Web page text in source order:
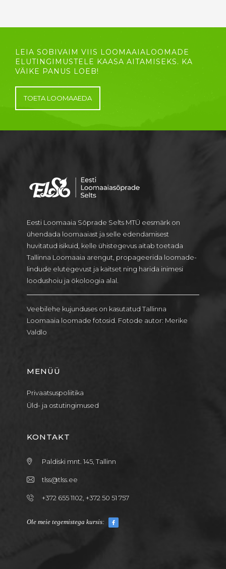
TOETA LOOMAAEDA
LEIA SOBIVAIM VIIS LOOMAAIALOOMADE
ELUTINGIMUSTELE KAASA AITAMISEKS. KA
VÄIKE PANUS LOEB!
Eesti Loomaaia Sõprade Selts MTÜ eesmärk on
ühendada loomaaiast ja selle edendamisest
huvitatud isikuid, kelle ühistegevus aitab toetada
Tallinna Loomaaia arengut, propageerida loomade-
lindude elutegevust ja kaitset ning harida inimesi
loodushoiu ja ökoloogia alal.
Veebilehe kujunduses on kasutatud Tallinna
Loomaaia loomade fotosid. Fotode autor: Merike
Valdlo
MENÜÜ
Privaatsuspoliitika
Üld- ja ostutingimused
KONTAKT
Paldiski mnt. 145, Tallinn
tlss@tlss.ee
+372 655 1102, +372 50 51 757
Ole meie tegemistega kursis: